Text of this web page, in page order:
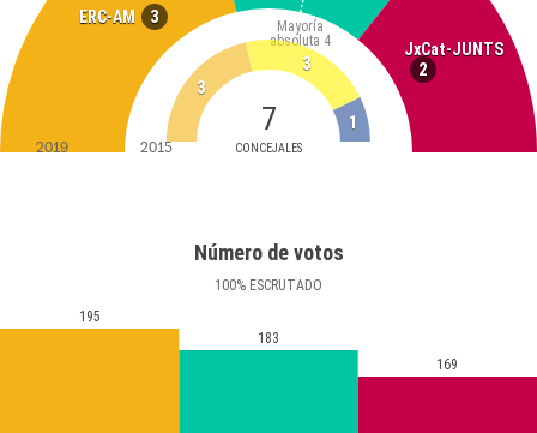
ERC-AM 3
JxCat-JUNTS
2
7
CONCEJALES
Mayoría
absoluta 4
3
3
1
2019 2015
Número de votos
100% ESCRUTADO
195
183
169